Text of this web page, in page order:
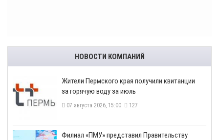
НОВОСТИ КОМПАНИЙ
​Жители Пермского края получили квитанции
за горячую воду за июль
07 августа 2026, 15:00 127
​Филиал «ПМУ» представил Правительству